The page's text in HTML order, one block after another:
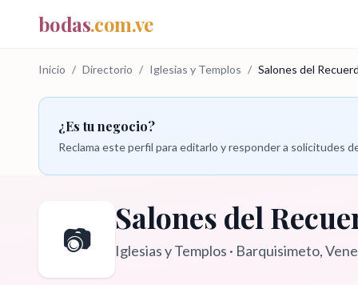
bodas.com.ve
Inicio / Directorio / Iglesias y Templos / Salones del
¿Es tu negocio?
Reclama este perfil para editarlo y responder a solicitudes
📷
Salones del
Iglesias y Templos · Barquisimeto,